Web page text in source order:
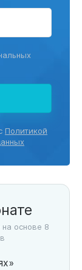
Политикой
основе 8